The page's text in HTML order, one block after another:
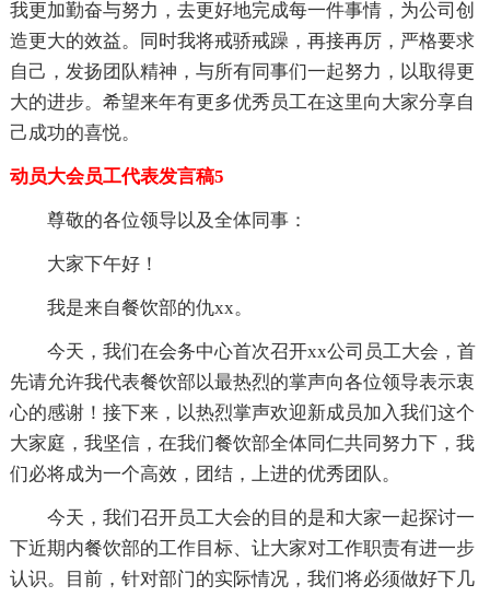
我更加勤奋与努力，去更好地完成每一件事情，为公司创
造更大的效益。同时我将戒骄戒躁，再接再厉，严格要求
自己，发扬团队精神，与所有同事们一起努力，以取得更
大的进步。希望来年有更多优秀员工在这里向大家分享自
己成功的喜悦。
动员大会员工代表发言稿5
尊敬的各位领导以及全体同事：
大家下午好！
我是来自餐饮部的仇xx。
今天，我们在会务中心首次召开xx公司员工大会，首
先请允许我代表餐饮部以最热烈的掌声向各位领导表示衷
心的感谢！接下来，以热烈掌声欢迎新成员加入我们这个
大家庭，我坚信，在我们餐饮部全体同仁共同努力下，我
们必将成为一个高效，团结，上进的优秀团队。
今天，我们召开员工大会的目的是和大家一起探讨一
下近期内餐饮部的工作目标、让大家对工作职责有进一步
认识。目前，针对部门的实际情况，我们将必须做好下几